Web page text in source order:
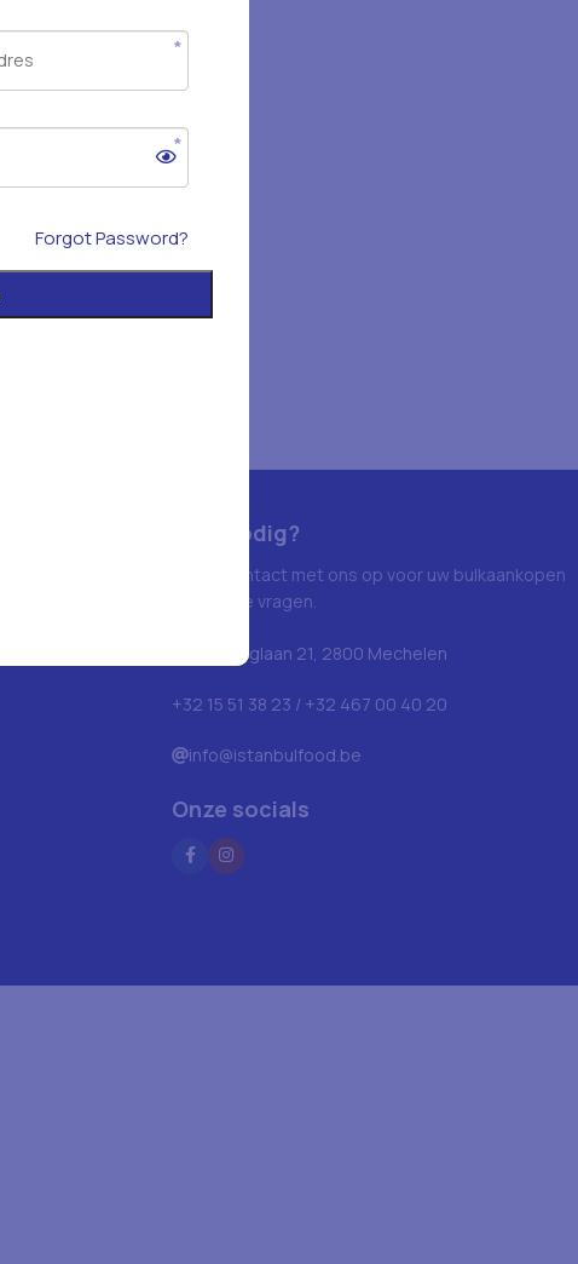
Hulp nodig?
Neem contact met ons op voor uw bulkaankopen
en andere vragen.
Blarenberglaan 21, 2800 Mechelen
+32 15 51 38 23 / +32 467 00 40 20
info@istanbulfood.be
Onze socials
Forgot Password?